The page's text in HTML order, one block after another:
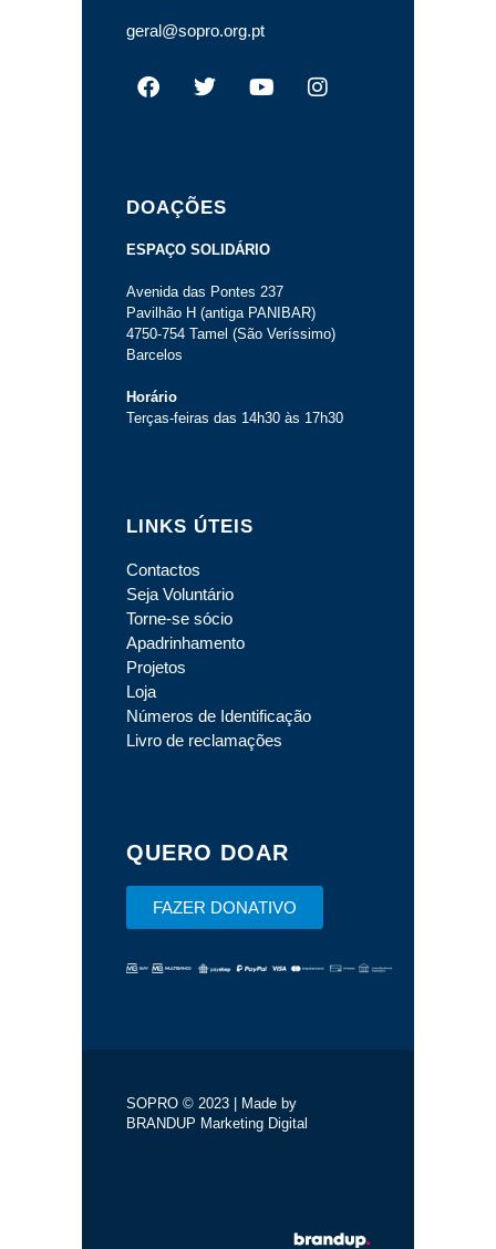
geral@sopro.org.pt
DOAÇÕES
ESPAÇO SOLIDÁRIO
Avenida das Pontes 237
Pavilhão H (antiga PANIBAR)
4750-754 Tamel (São Veríssimo)
Barcelos
Horário
Terças-feiras das 14h30 às 17h30
LINKS ÚTEIS
Contactos
Seja Voluntário
Torne-se sócio
Apadrinhamento
Projetos
Loja
Números de Identificação
Livro de reclamações
QUERO DOAR
FAZER DONATIVO
SOPRO © 2023 | Made by
BRANDUP Marketing Digital